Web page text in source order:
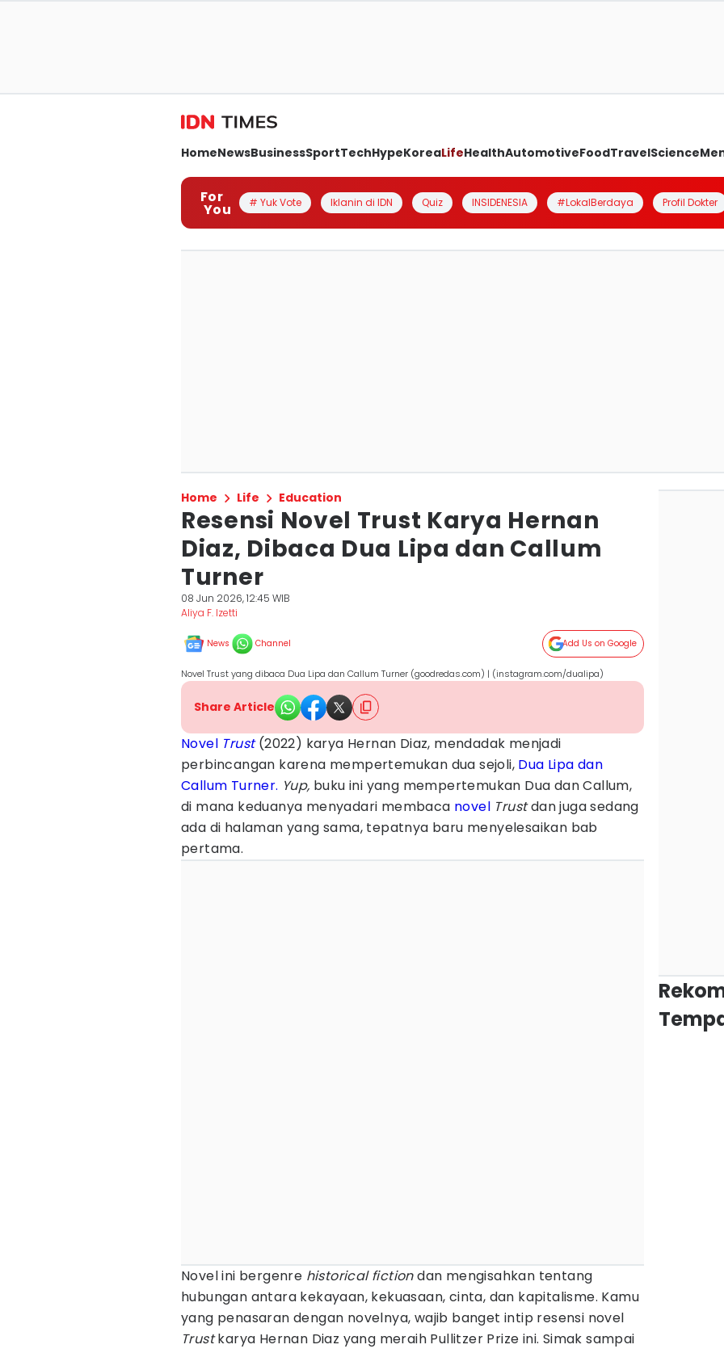
HomeNewsBusinessSportTechHypeKoreaLifeHealthAutomotiveFoodTravelScience
For
You # Yuk Vote Iklanin di IDN Quiz INSIDENESIA #LokalBerdaya Profil Dokter
Home Life Education
Resensi Novel Trust Karya Hernan
Diaz, Dibaca Dua Lipa dan Callum
Turner
08 Jun 2026, 12:45 WIB
Aliya F. Izetti
News Channel Add Us on Google
Novel Trust yang dibaca Dua Lipa dan Callum Turner (goodredas.com) | (instagram.com/dualipa)
Share Article
Novel Trust (2022) karya Hernan Diaz, mendadak menjadi
perbincangan karena mempertemukan dua sejoli, Dua Lipa dan
Callum Turner. Yup, buku ini yang mempertemukan Dua dan Callum,
di mana keduanya menyadari membaca novel Trustdan juga sedang
ada di halaman yang sama, tepatnya baru menyelesaikan bab
pertama.
Novel ini bergenre historical fictiondan mengisahkan tentang
hubungan antara kekayaan, kekuasaan, cinta, dan kapitalisme. Kamu
yang penasaran dengan novelnya, wajib banget intip resensi novel
Trustkarya Hernan Diaz yang meraih Pullitzer Prize ini. Simak sampai